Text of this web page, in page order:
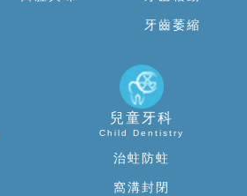
牙齒萎縮
兒童牙科
Child Dentistry
治蛀防蛀
窩溝封閉